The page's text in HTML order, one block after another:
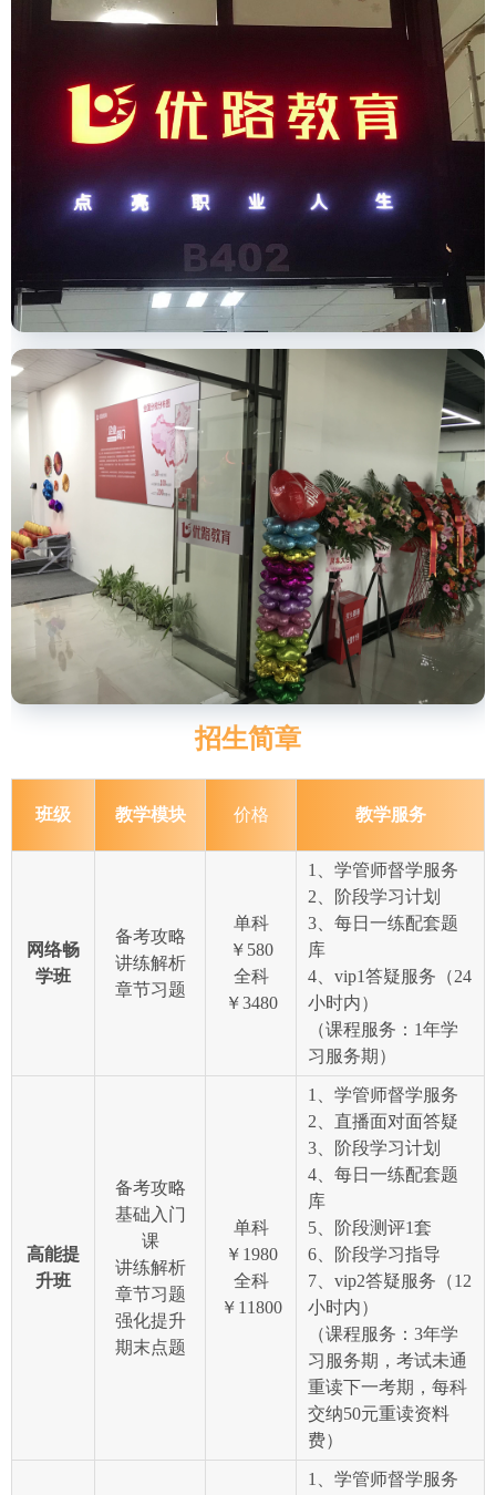
招生简章
班级 教学模块 价格 教学服务
网络畅
学班
备考攻略
讲练解析
章节习题
单科
￥580
全科
￥3480
1、学管师督学服务
2、阶段学习计划
3、每日一练配套题
库
4、vip1答疑服务（24
小时内）
（课程服务：1年学
习服务期）
高能提
升班
备考攻略
基础入门
课
讲练解析
章节习题
强化提升
期末点题
单科
￥1980
全科
￥11800
1、学管师督学服务
2、直播面对面答疑
3、阶段学习计划
4、每日一练配套题
库
5、阶段测评1套
6、阶段学习指导
7、vip2答疑服务（12
小时内）
（课程服务：3年学
习服务期，考试未通
重读下一考期，每科
交纳50元重读资料
费）
1、学管师督学服务